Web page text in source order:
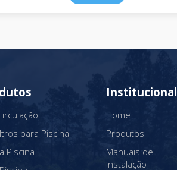
para Piscina
Piscina
Institucional
Home
Produtos
Manuais de
Instalação